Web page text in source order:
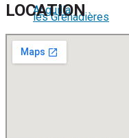
Qualification
Les Grenadières
LOCATION